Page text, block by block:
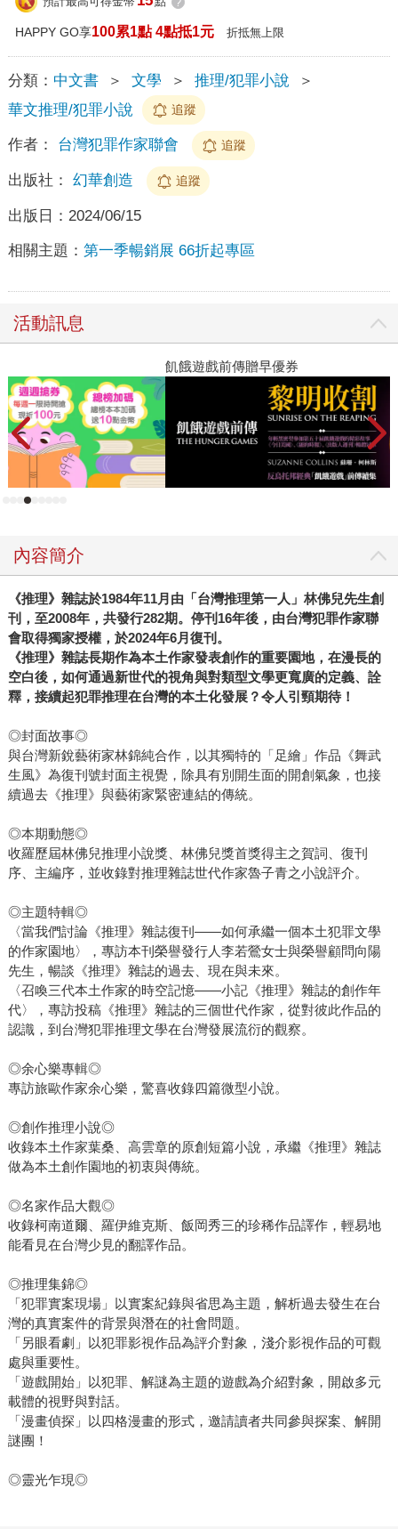
HAPPY GO享100累1點 4點抵1元 折抵無上限
分類： 中文書 ＞ 文學 ＞ 推理/犯罪小說
＞
華文推理/犯罪小說
追蹤
作者： 台灣犯罪作家聯會 追蹤
出版社： 幻華創造 追蹤
出版日： 2024/06/15
相關主題： 第一季暢銷展 66折起專區
活動訊息
內容簡介
《推理》雜誌於1984年11月由「台灣推理第一人」林佛兒先生創
刊，至2008年，共發行282期。停刊16年後，由台灣犯罪作家聯
會取得獨家授權，於2024年6月復刊。
《推理》雜誌長期作為本土作家發表創作的重要園地，在漫長的
空白後，如何通過新世代的視角與對類型文學更寬廣的定義、詮
釋，接續起犯罪推理在台灣的本土化發展？令人引頸期待！
◎封面故事◎
與台灣新銳藝術家林錦純合作，以其獨特的「足繪」作品《舞武
生風》為復刊號封面主視覺，除具有別開生面的開創氣象，也接
續過去《推理》與藝術家緊密連結的傳統。
◎本期動態◎
收羅歷屆林佛兒推理小說獎、林佛兒獎首獎得主之賀詞、復刊
序、主編序，並收錄對推理雜誌世代作家魯子青之小說評介。
◎主題特輯◎
〈當我們討論《推理》雜誌復刊——如何承繼一個本土犯罪文學
的作家園地〉，專訪本刊榮譽發行人李若鶯女士與榮譽顧問向陽
先生，暢談《推理》雜誌的過去、現在與未來。
〈召喚三代本土作家的時空記憶——小記《推理》雜誌的創作年
代〉，專訪投稿《推理》雜誌的三個世代作家，從對彼此作品的
認識，到台灣犯罪推理文學在台灣發展流衍的觀察。
◎余心樂專輯◎
專訪旅歐作家余心樂，驚喜收錄四篇微型小說。
◎創作推理小說◎
收錄本土作家葉桑、高雲章的原創短篇小說，承繼《推理》雜誌
做為本土創作園地的初衷與傳統。
◎名家作品大觀◎
收錄柯南道爾、羅伊維克斯、飯岡秀三的珍稀作品譯作，輕易地
能看見在台灣少見的翻譯作品。
◎推理集錦◎
「犯罪實案現場」以實案紀錄與省思為主題，解析過去發生在台
灣的真實案件的背景與潛在的社會問題。
「另眼看劇」以犯罪影視作品為評介對象，淺介影視作品的可觀
處與重要性。
「遊戲開始」以犯罪、解謎為主題的遊戲為介紹對象，開啟多元
載體的視野與對話。
「漫畫偵探」以四格漫畫的形式，邀請讀者共同參與探案、解開
謎團！
◎靈光乍現◎